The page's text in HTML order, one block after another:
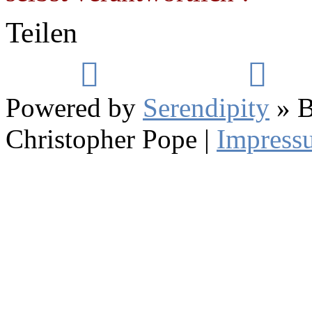
Teilen
Powered by Serendipity »
Christopher Pope |